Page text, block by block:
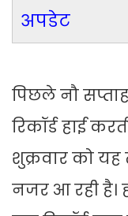
अपडेट
पिछले नौ
रिकॉर्ड हाई
शुक्रवार को
नजर आ रही है।